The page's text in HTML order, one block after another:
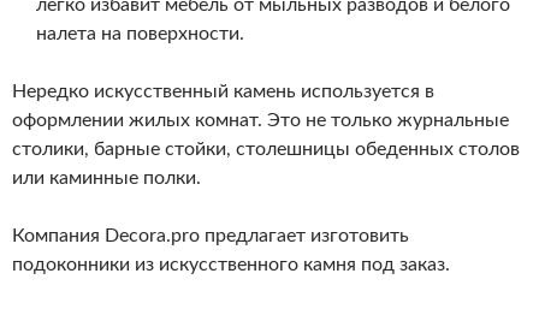
легко избавит мебель от мыльных разводов и белого
налета на поверхности.
Нередко искусственный камень используется в
оформлении жилых комнат. Это не только журнальные
столики, барные стойки, столешницы обеденных столов
или каминные полки.
Компания Decora.pro предлагает изготовить
подоконники из искусственного камня под заказ.